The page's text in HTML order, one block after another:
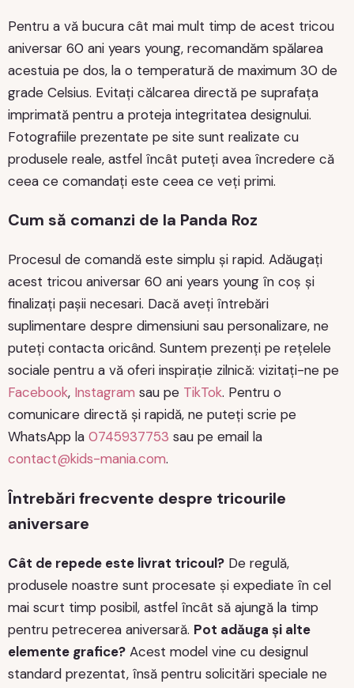
Pentru a vă bucura cât mai mult timp de acest tricou
aniversar 60 ani years young, recomandăm spălarea
acestuia pe dos, la o temperatură de maximum 30 de
grade Celsius. Evitați călcarea directă pe suprafața
imprimată pentru a proteja integritatea designului.
Fotografiile prezentate pe site sunt realizate cu
produsele reale, astfel încât puteți avea încredere că
ceea ce comandați este ceea ce veți primi.
Cum să comanzi de la Panda Roz
Procesul de comandă este simplu și rapid. Adăugați
acest tricou aniversar 60 ani years young în coș și
finalizați pașii necesari. Dacă aveți întrebări
suplimentare despre dimensiuni sau personalizare, ne
puteți contacta oricând. Suntem prezenți pe rețelele
sociale pentru a vă oferi inspirație zilnică: vizitați-ne pe
Facebook, Instagram sau pe TikTok. Pentru o
comunicare directă și rapidă, ne puteți scrie pe
WhatsApp la 0745937753 sau pe email la
contact@kids-mania.com.
Întrebări frecvente despre tricourile
aniversare
Cât de repede este livrat tricoul? De regulă,
produsele noastre sunt procesate și expediate în cel
mai scurt timp posibil, astfel încât să ajungă la timp
pentru petrecerea aniversară. Pot adăuga și alte
elemente grafice? Acest model vine cu designul
standard prezentat, însă pentru solicitări speciale ne